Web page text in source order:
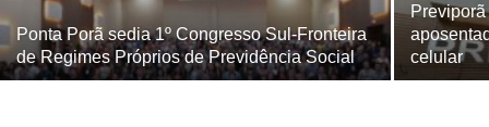
Ponta Porã sedia 1º Congresso Sul-Fronteira
de Regimes Próprios de Previdência Social
celular